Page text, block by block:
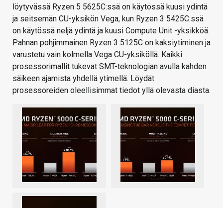
löytyvässä Ryzen 5 5625C:ssä on käytössä kuusi ydintä
ja seitsemän CU-yksikön Vega, kun Ryzen 3 5425C:ssä
on käytössä neljä ydintä ja kuusi Compute Unit -yksikköä.
Pahnan pohjimmainen Ryzen 3 5125C on kaksiytiminen ja
varustetu vain kolmella Vega CU-yksiköllä. Kaikki
prosessorimallit tukevat SMT-teknologian avulla kahden
säikeen ajamista yhdellä ytimellä. Löydät
prosessoreiden oleellisimmat tiedot yllä olevasta diasta.